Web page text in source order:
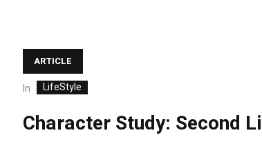
ARTICLE
In LifeStyle
Character Study: Second